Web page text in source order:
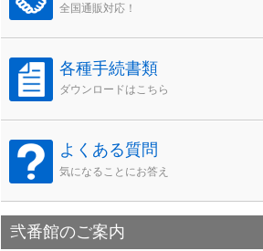
全国通販対応！
各種手続書類
ダウンロードはこちら
よくある質問
気になることにお答え
弐番館のご案内